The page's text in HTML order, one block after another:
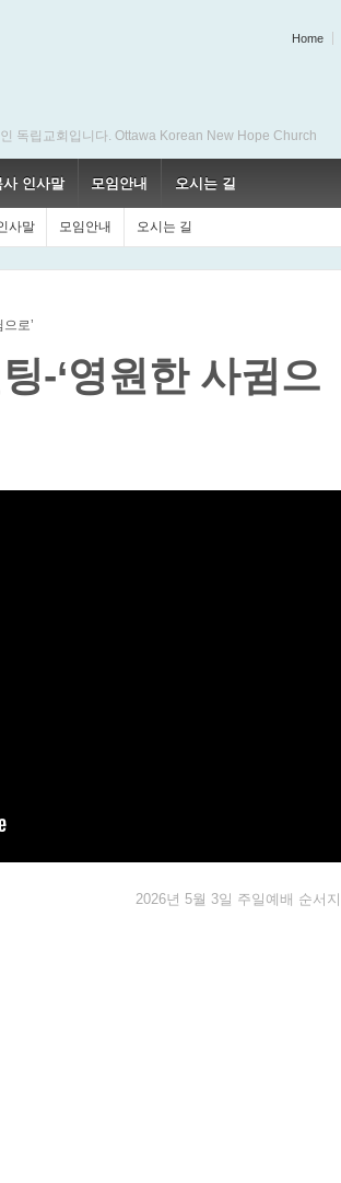
Home
독립교회입니다. Ottawa Korean New Hope Church
사 인사말 모임안내 오시는 길
사말 모임안내 오시는 길
로’
-‘영원한 사귐으
2026년 5월 3일 주일예배 순서지